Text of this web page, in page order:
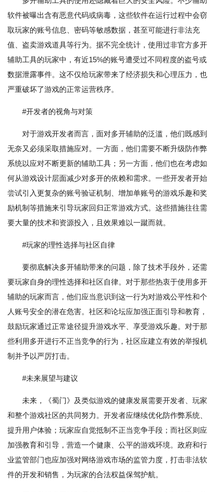
软件被曝出含有恶意代码或病毒，这些软件在运行过程中会窃
取玩家的账号信息、密码等敏感数据，甚至可能进行非法充
值、盗卖游戏道具等行为。据不完全统计，使用过非官方多开
辅助工具的玩家中，有近15%的账号遭受过不同程度的盗号或
数据泄露事件。这不仅给玩家带来了经济损失和心理压力，也
严重破坏了游戏的正常运营秩序。
#开发者的视角与对策
对于游戏开发者而言，面对多开辅助的泛滥，他们既感到
无奈又必须采取措施应对。一方面，他们需要不断升级防作弊
系统以应对不断更新的辅助工具；另一方面，他们也在考虑如
何从游戏设计层面减少对多开的依赖和需求。一些开发者开始
尝试引入更复杂的账号验证机制、增加单账号的游戏乐趣和奖
励机制等措施来引导玩家回归正常游戏方式。这些措施往往需
要大量的技术和资源投入，且效果难以一蹴而就。
#玩家的理性选择与社区自律
要彻底解决多开辅助带来的问题，除了技术手段外，还需
要玩家自身的理性选择和社区自律。对于那些热衷于使用多开
辅助的玩家而言，他们应当意识到这一行为对游戏公平性和个
人账号安全的潜在危害。社区和论坛应加强正面引导和教育，
鼓励玩家通过正常途径提升游戏水平、享受游戏乐趣。对于那
些利用多开进行不正当竞争的行为，社区应建立有效的举报机
制并予以严厉打击。
#未来展望与建议
未来，《蜀门》及类似游戏的健康发展需要开发者、玩家
和整个游戏社区的共同努力。开发者应继续优化防作弊系统、
提升用户体验；玩家应自觉抵制不正当竞争手段；而社区则应
加强教育和引导，营造一个健康、公平的游戏环境。政府和行
业监管部门也应加强对网络游戏市场的监管力度，打击非法软
件的开发和销售，为玩家的合法权益保驾护航。